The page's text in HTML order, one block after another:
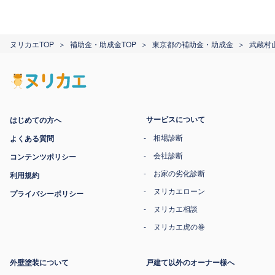
ヌリカエTOP 補助金・助成金TOP 東京都の補助金・助成金 武蔵村
はじめての方へ
よくある質問
コンテンツポリシー
利用規約
プライバシーポリシー
サービスについて
相場診断
会社診断
お家の劣化診断
ヌリカエローン
ヌリカエ相談
ヌリカエ虎の巻
外壁塗装について 戸建て以外のオーナー様へ